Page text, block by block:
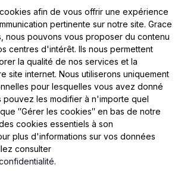
afin de vous offrir une expérience
pertinente sur notre site. Grace
nous pouvons vous proposer du contenu
centres d'intérêt. Ils nous permettent
la qualité de nos services et la
site internet. Nous utiliserons uniquement
pour lesquelles vous avez donné
pouvez les modifier à n'importe quel
″Gérer les cookies″ en bas de notre
cookies essentiels à son
plus d'informations sur vos données
consulter
.